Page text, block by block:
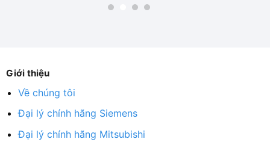
Giới thiệu
Về chúng tôi
Đại lý chính hãng Siemens
Đại lý chính hãng Mitsubishi